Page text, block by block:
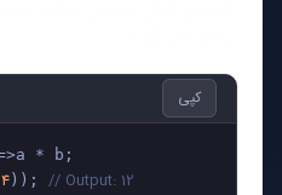
کپی
4 )); // Output: 12